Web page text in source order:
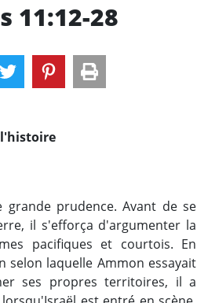
11:12-28
grande prudence. Avant de se
il s'efforça d'argumenter la
pacifiques et courtois. En
selon laquelle Ammon essayait
ses propres territoires, il a